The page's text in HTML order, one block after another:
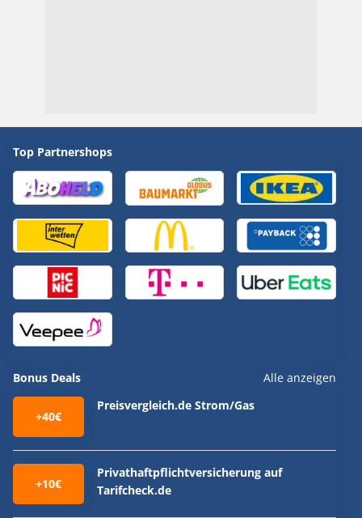
Top Partnershops
Bonus Deals Alle anzeigen
+40€
Preisvergleich.de Strom/Gas
+10€
Privathaftpflichtversicherung auf
Tarifcheck.de